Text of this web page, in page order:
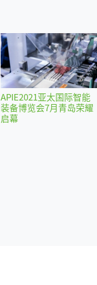
APIE2021亚太国际智能
装备博览会7月青岛荣耀
启幕